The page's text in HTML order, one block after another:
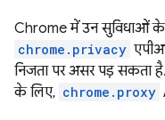
Chrome में उन सुविधाओं
chrome.privacy
निजता पर असर पड़ सकता
के लिए, chrome.proxy